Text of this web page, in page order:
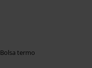
Bolsa termo